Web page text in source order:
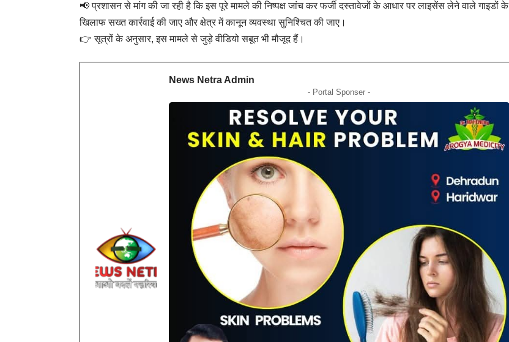
📢 प्रशासन से मांग की जा रही है कि इस पूरे मामले की निष्पक्ष जांच कर फर्जी दस्तावेजों के आधार पर लाइसेंस लेने वाले गाइडों के
खिलाफ सख्त कार्रवाई की जाए और क्षेत्र में कानून व्यवस्था सुनिश्चित की जाए।
👉 सूत्रों के अनुसार, इस मामले से जुड़े वीडियो सबूत भी मौजूद हैं।
News Netra Admin
- Portal Sponser -